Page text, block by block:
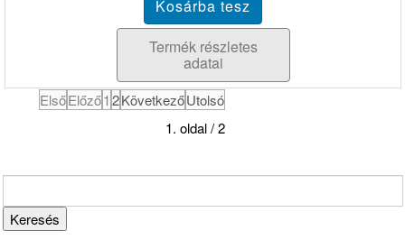
Termék részletes
adatai
ElsőElőző12KövetkezőUtolsó
1. oldal / 2